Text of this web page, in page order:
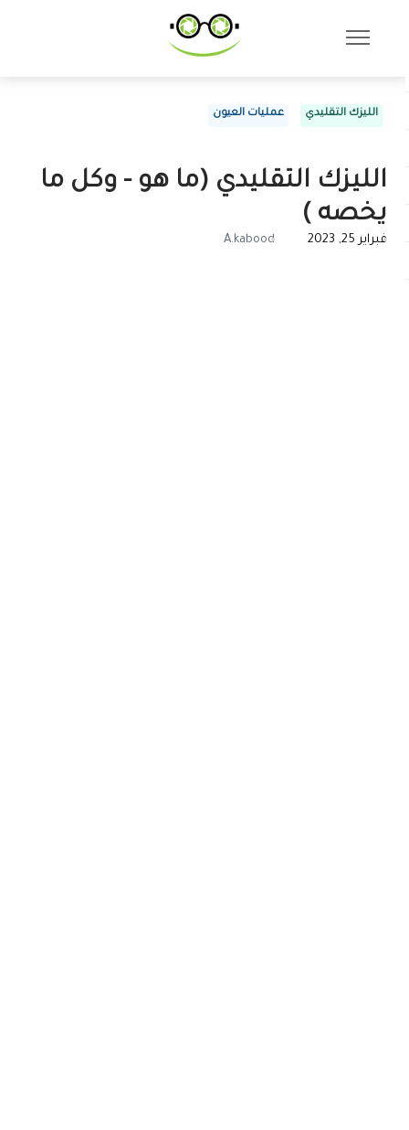
الليزك التقليدي عمليات العيون
الليزك التقليدي (ما هو - وكل ما
يخصه )
فبراير 25, 2023 A.kabood